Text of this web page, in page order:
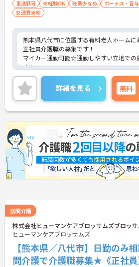
車通勤可 未経験OK 残業少なめ ボーナス・賞
交通費支給
熊本県八代市に位置する有料老人ホームに
正社員介護職の募集です！
マイカー通勤可能☆通勤しやすい立地での
す！
ご興味ある方には、面接対策ポイントなど
詳細をお話しいたしますのでお気軽にご相
い。
詳細を見る 無料
訪問介護
株式会社ヒューマンケアブロッサムズブロッ
ヒューマンケアブロッサムズ
【熊本県／八代市】日勤のみ
問介護で介護職募集★《正社員